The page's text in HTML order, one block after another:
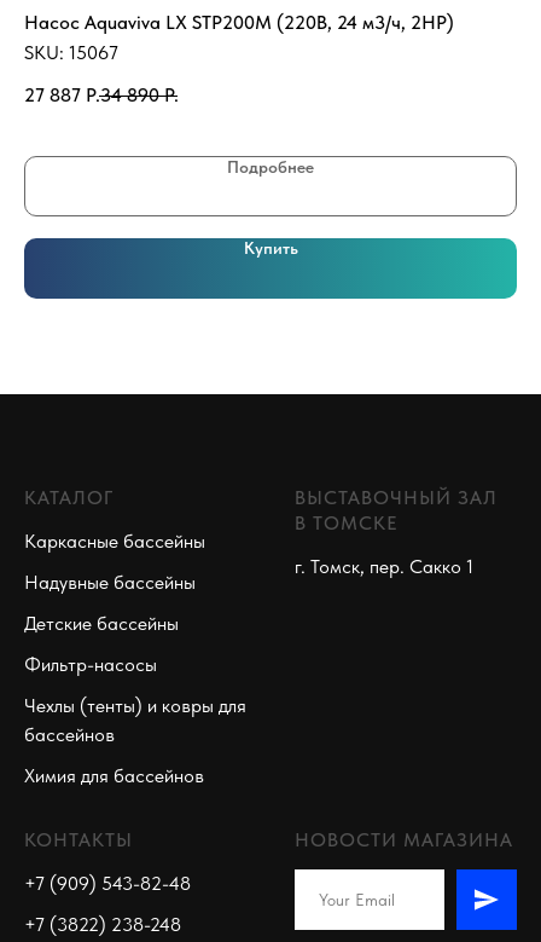
Насос Aquaviva LX STP200M (220В, 24 м3/ч, 2HP)
SKU: 15067
27 887 Р.34 890 Р.
Подробнее
Купить
КАТАЛОГ
Каркасные бассейны
Надувные бассейны
Детские бассейны
Фильтр-насосы
Чехлы (тенты) и ковры для
бассейнов
Химия для бассейнов
ВЫСТАВОЧНЫЙ ЗАЛ
В ТОМСКЕ
г. Томск, пер. Сакко 1
КОНТАКТЫ
+7 (909) 543-82-48
+7 (3822) 238-248
НОВОСТИ МАГАЗИНА